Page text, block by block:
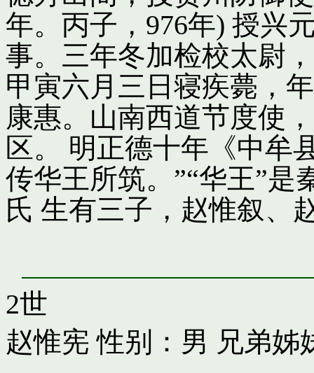
年。丙子，976年) 授兴
事。三年冬加检校太尉
甲寅六月三日寝疾薨，
康惠。山南西道节度使
区。 明正德十年《中牟
传华王所筑。”“华王”是
氏 生有三子，赵惟叙、
2世
赵惟宪 性别：男 兄弟姊